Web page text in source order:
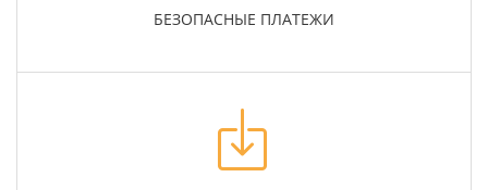
БЕЗОПАСНЫЕ ПЛАТЕЖИ